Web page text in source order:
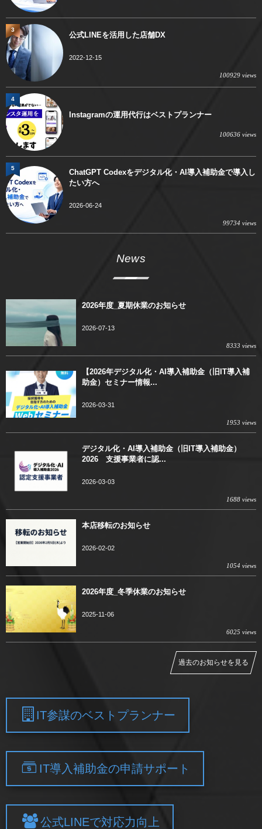
公式LINEを活用した店舗DX
2022-12-15
100929 views
3
Instagramの運用代行はベストプランナー
100636 views
4
ChatGPT Codexをデジタル化・AI導入補助金で導入し
たい方へ
2026-06-24
99734 views
5
News
2026年度_夏期休業のお知らせ
2026-07-13
8333 views
【2026年デジタル化・AI導入補助金（旧IT導入補
助金）セミナー情報...
2026-03-31
1953 views
デジタル化・AI導入補助金（旧IT導入補助金）
2026 支援事業者に認...
2026-03-03
1688 views
本店移転のお知らせ
2026-02-02
1054 views
2026年度_冬季休業のお知らせ
2025-11-06
6025 views
過去のお知らせを見る
IT参謀のベストプランナー
IT導入補助金の申請サポート
公式LINEで対応力向上